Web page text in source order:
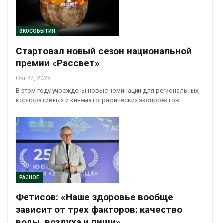
ЭКОСОБЫТИЯ
Стартовал новый сезон национальной
премии «Рассвет»
Окт 22, 2025
В этом году учреждены новые номинации для региональных,
корпоративных и кинематографических экопроектов
РАЗНОЕ
Фетисов: «Наше здоровье вообще
зависит от трех факторов: качество